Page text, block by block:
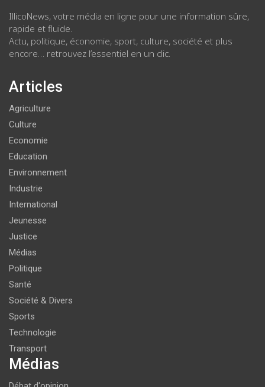
IllicoNews, votre média en ligne pour une information sûre,
rapide et fluide.
Actu, politique, économie, sport, culture, société et plus
encore… retrouvez l’essentiel en un clic.
Articles
Agriculture
Culture
Economie
Education
Environnement
Industrie
International
Jeunesse
Justice
Médias
Politique
Santé
Société & Divers
Sports
Technologie
Transport
Médias